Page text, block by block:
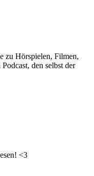
zu Hörspielen, Filmen,
den selbst der
<3